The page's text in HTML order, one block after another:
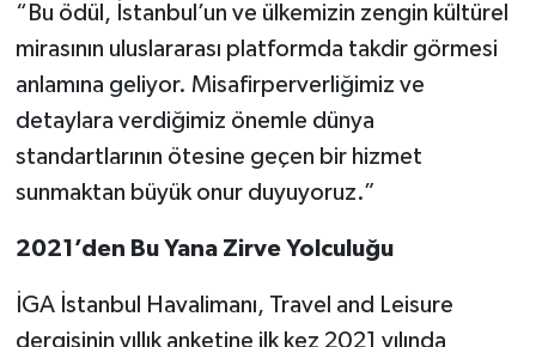
“Bu ödül, İstanbul’un ve ülkemizin zengin kültürel
mirasının uluslararası platformda takdir görmesi
anlamına geliyor. Misafirperverliğimiz ve
detaylara verdiğimiz önemle dünya
standartlarının ötesine geçen bir hizmet
sunmaktan büyük onur duyuyoruz.”
2021’den Bu Yana Zirve Yolculuğu
İGA İstanbul Havalimanı, Travel and Leisure
dergisinin yıllık anketine ilk kez 2021 yılında